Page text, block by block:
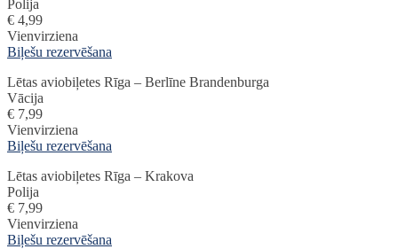
Polija
€ 4,99
Vienvirziena
Biļešu rezervēšana
Lētas aviobiļetes Rīga – Berlīne Brandenburga
Vācija
€ 7,99
Vienvirziena
Biļešu rezervēšana
Lētas aviobiļetes Rīga – Krakova
Polija
€ 7,99
Vienvirziena
Biļešu rezervēšana